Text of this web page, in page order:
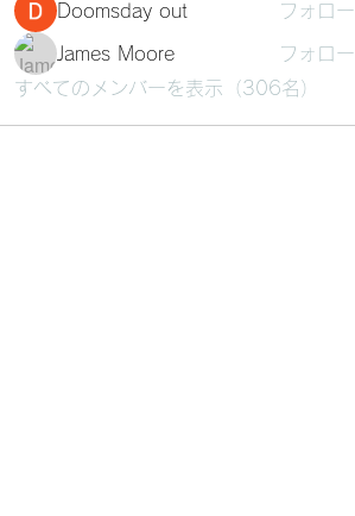
Doomsday out フォロー
James Moore
フォロー
すべてのメンバーを表示（306名）